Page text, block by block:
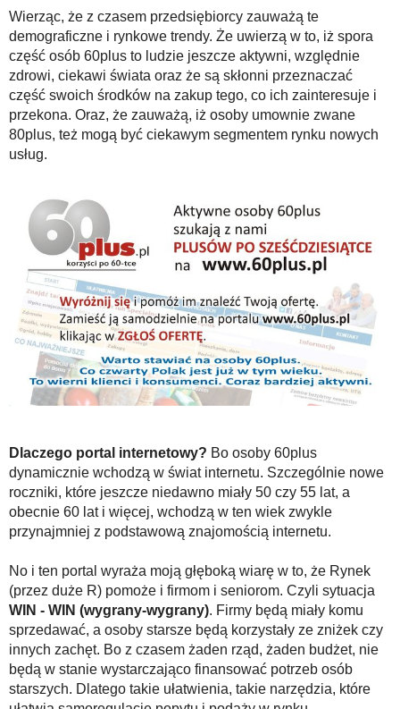
Wierząc, że z czasem przedsiębiorcy zauważą te
demograficzne i rynkowe trendy. Że uwierzą w to, iż spora
część osób 60plus to ludzie jeszcze aktywni, względnie
zdrowi, ciekawi świata oraz że są skłonni przeznaczać
część swoich środków na zakup tego, co ich zainteresuje i
przekona. Oraz, że zauważą, iż osoby umownie zwane
80plus, też mogą być ciekawym segmentem rynku nowych
usług.
Dlaczego portal internetowy? Bo osoby 60plus
dynamicznie wchodzą w świat internetu. Szczególnie nowe
roczniki, które jeszcze niedawno miały 50 czy 55 lat, a
obecnie 60 lat i więcej, wchodzą w ten wiek zwykle
przynajmniej z podstawową znajomością internetu.
No i ten portal wyraża moją głęboką wiarę w to, że Rynek
(przez duże R) pomoże i firmom i seniorom. Czyli sytuacja
WIN - WIN (wygrany-wygrany). Firmy będą miały komu
sprzedawać, a osoby starsze będą korzystały ze zniżek czy
innych zachęt. Bo z czasem żaden rząd, żaden budżet, nie
będą w stanie wystarczająco finansować potrzeb osób
starszych. Dlatego takie ułatwienia, takie narzędzia, które